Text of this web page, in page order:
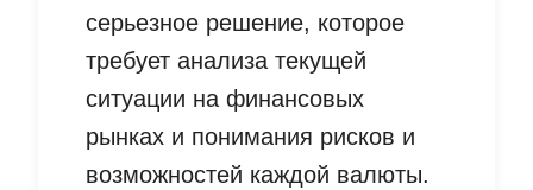
серьезное решение, которое
требует анализа текущей
ситуации на финансовых
рынках и понимания рисков и
возможностей каждой валюты.